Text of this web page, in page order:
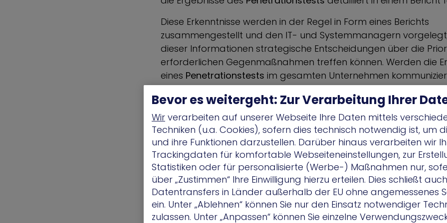
Diese Erkenntnisse werden in der Regel in Form eines Berichts
zusammengestellt und den IT- und Systemmanagern
dieser Informationen strategische Entscheidungen über die
erforderlichen Gegenmaßnahmen treffen können. Werden die
eines Penetrationstests im gesamten Unternehmen
Anpassungen durchführen, um zu verhindern, dass die gleichen
Schwachstellen oder Probleme erneut auftreten.
Penetrationstest-Teams können beliebig viele Teststrategien
gehören Tests, die auf externe Server oder Geräte abzielen,
einer Firewall einen Angriff durch einen autorisierten Benutzer
Szenario des „verärgerten Mitarbeiters“), sogenannte „blinde“
dem Testteam nur begrenzte Informationen zur Verfügung
oder gezielte Teststrategien, bei denen alle Beteiligten während
Testzeitraums mit maximaler Transparenz zusammenarbeiten.
Bevor es weitergeht: Zur Verarbeitung Ihrer
Wir verarbeiten auf unserer Webseite Ihre Daten mittels
Techniken (u.a. Cookies), sofern dies technisch notwendig ist, um
und ihre Funktionen darzustellen. Darüber hinaus verarbeiten wir
Trackingdaten für komfortable Webseiteneinstellungen, zur
Statistiken oder für personalisierte (Werbe-) Maßnahmen nur,
über „Zustimmen“ Ihre Einwilligung hierzu erteilen. Dies schließt auch
Datentransfers in Länder außerhalb der EU ohne angemessenes
ein. Unter „Ablehnen“ können Sie nur den Einsatz notwendiger
zulassen. Unter „Anpassen“ können Sie einzelne